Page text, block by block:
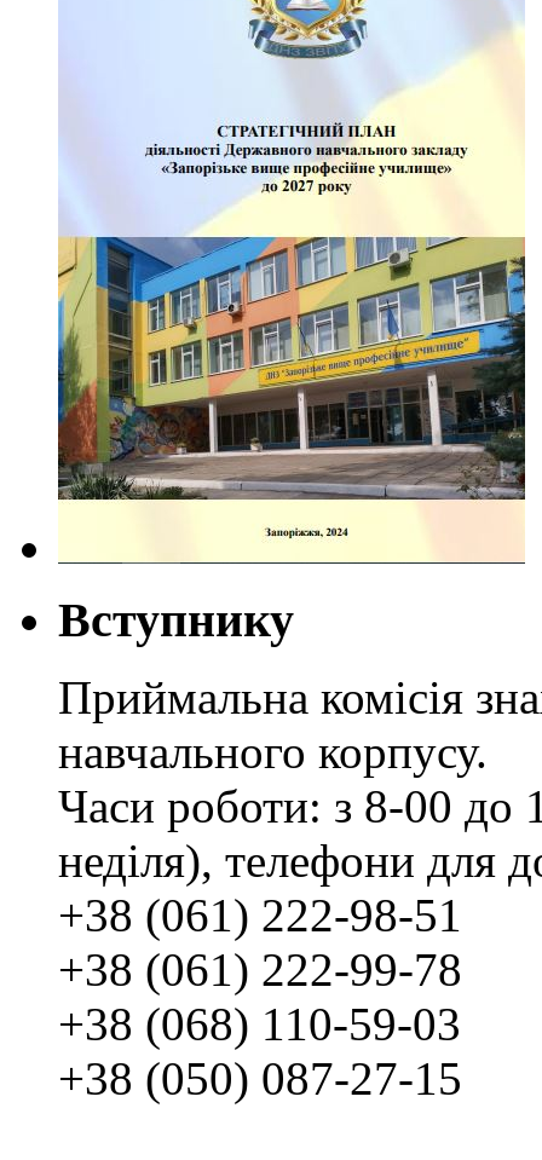
Вступнику
Приймальна комісія
навчального корпусу.
Часи роботи: з 8-00 до
неділя), телефони для
+38 (061) 222-98-51
+38 (061) 222-99-78
+38 (068) 110-59-03
+38 (050) 087-27-15